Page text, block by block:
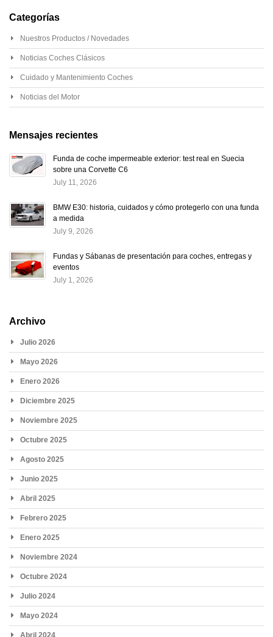
Categorías
Nuestros Productos / Novedades
Noticias Coches Clásicos
Cuidado y Mantenimiento Coches
Noticias del Motor
Mensajes recientes
Funda de coche impermeable exterior: test real en Suecia
sobre una Corvette C6
July 11, 2026
BMW E30: historia, cuidados y cómo protegerlo con una funda
a medida
July 9, 2026
Fundas y Sábanas de presentación para coches, entregas y
eventos
July 1, 2026
Archivo
Julio 2026
Mayo 2026
Enero 2026
Diciembre 2025
Noviembre 2025
Octubre 2025
Agosto 2025
Junio 2025
Abril 2025
Febrero 2025
Enero 2025
Noviembre 2024
Octubre 2024
Julio 2024
Mayo 2024
Abril 2024